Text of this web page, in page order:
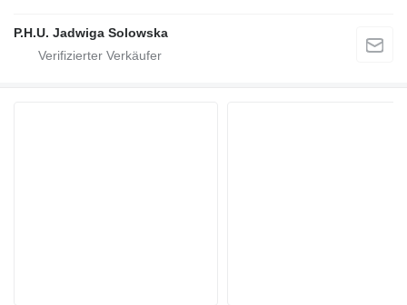
P.H.U. Jadwiga Solowska